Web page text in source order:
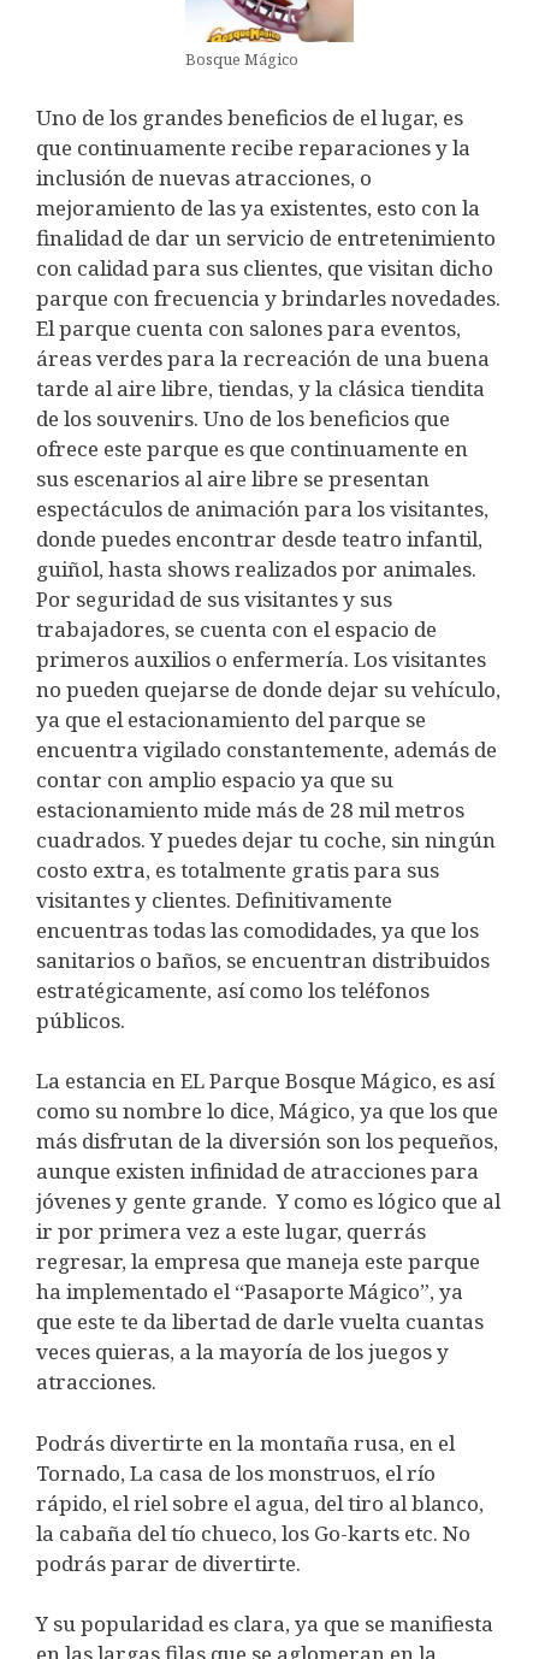
Bosque Mágico
Uno de los grandes beneficios de el lugar, es
que continuamente recibe reparaciones y la
inclusión de nuevas atracciones, o
mejoramiento de las ya existentes, esto con la
finalidad de dar un servicio de entretenimiento
con calidad para sus clientes, que visitan dicho
parque con frecuencia y brindarles novedades.
El parque cuenta con salones para eventos,
áreas verdes para la recreación de una buena
tarde al aire libre, tiendas, y la clásica tiendita
de los souvenirs. Uno de los beneficios que
ofrece este parque es que continuamente en
sus escenarios al aire libre se presentan
espectáculos de animación para los visitantes,
donde puedes encontrar desde teatro infantil,
guiñol, hasta shows realizados por animales.
Por seguridad de sus visitantes y sus
trabajadores, se cuenta con el espacio de
primeros auxilios o enfermería. Los visitantes
no pueden quejarse de donde dejar su vehículo,
ya que el estacionamiento del parque se
encuentra vigilado constantemente, además de
contar con amplio espacio ya que su
estacionamiento mide más de 28 mil metros
cuadrados. Y puedes dejar tu coche, sin ningún
costo extra, es totalmente gratis para sus
visitantes y clientes. Definitivamente
encuentras todas las comodidades, ya que los
sanitarios o baños, se encuentran distribuidos
estratégicamente, así como los teléfonos
públicos.
La estancia en EL Parque Bosque Mágico, es así
como su nombre lo dice, Mágico, ya que los que
más disfrutan de la diversión son los pequeños,
aunque existen infinidad de atracciones para
jóvenes y gente grande. Y como es lógico que al
ir por primera vez a este lugar, querrás
regresar, la empresa que maneja este parque
ha implementado el “Pasaporte Mágico”, ya
que este te da libertad de darle vuelta cuantas
veces quieras, a la mayoría de los juegos y
atracciones.
Podrás divertirte en la montaña rusa, en el
Tornado, La casa de los monstruos, el río
rápido, el riel sobre el agua, del tiro al blanco,
la cabaña del tío chueco, los Go-karts etc. No
podrás parar de divertirte.
Y su popularidad es clara, ya que se manifiesta